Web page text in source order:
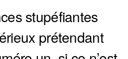
stupéfiantes
prétendant